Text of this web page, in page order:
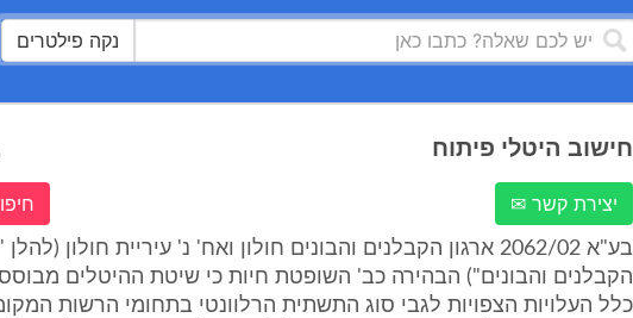
נקה פילטרים
חישוב היטלי פיתוח
יצירת קשר ✉
בע"א 2062/02 ארגון הקבלנים והבונים חולון ואח' נ' עיריית חולון
הקבלנים והבונים") הבהירה כב' השופטת חיות כי שיטת ההיטלים
כלל העלויות הצפויות לגבי סוג התשתית הרלוונטי בתחומי הרשות